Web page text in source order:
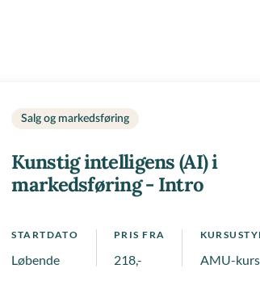
Salg og markedsføring
Kunstig intelligens (AI) i
markedsføring - Intro
STARTDATO
Løbende
PRIS FRA
218,- AMU-